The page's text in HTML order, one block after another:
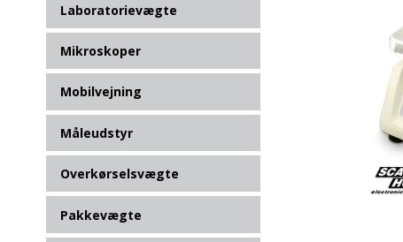
Laboratorievægte
Mikroskoper
Mobilvejning
Måleudstyr
Overkørselsvægte
Pakkevægte